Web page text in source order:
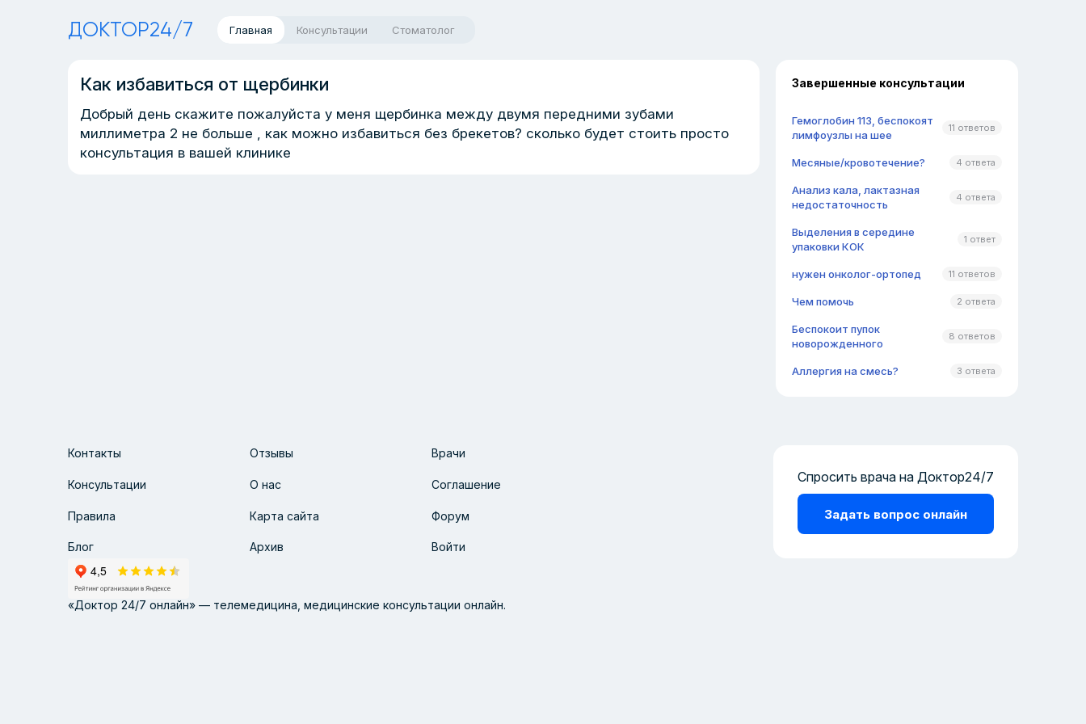
ДОКТОР24/7 Главная Консультации Стоматолог
Как избавиться от щербинки
Добрый день скажите пожалуйста у меня щербинка между двумя передними зубами
миллиметра 2 не больше , как можно избавиться без брекетов? сколько будет стоить просто
консультация в вашей клинике
Завершенные консультации
Гемоглобин 113, беспокоят
лимфоузлы на шее
11 ответов
Месяные/кровотечение? 4 ответа
Анализ кала, лактазная
недостаточность
4 ответа
Выделения в середине
упаковки КОК
1 ответ
нужен онколог-ортопед 11 ответов
Чем помочь 2 ответа
Беспокоит пупок
новорожденного
8 ответов
Аллергия на смесь? 3 ответа
Контакты Отзывы Врачи
Консультации О нас Соглашение
Правила Карта сайта Форум
Блог Архив Войти
Спросить врача на Доктор24/7
Задать вопрос онлайн
«Доктор 24/7 онлайн» — телемедицина, медицинские консультации онлайн.